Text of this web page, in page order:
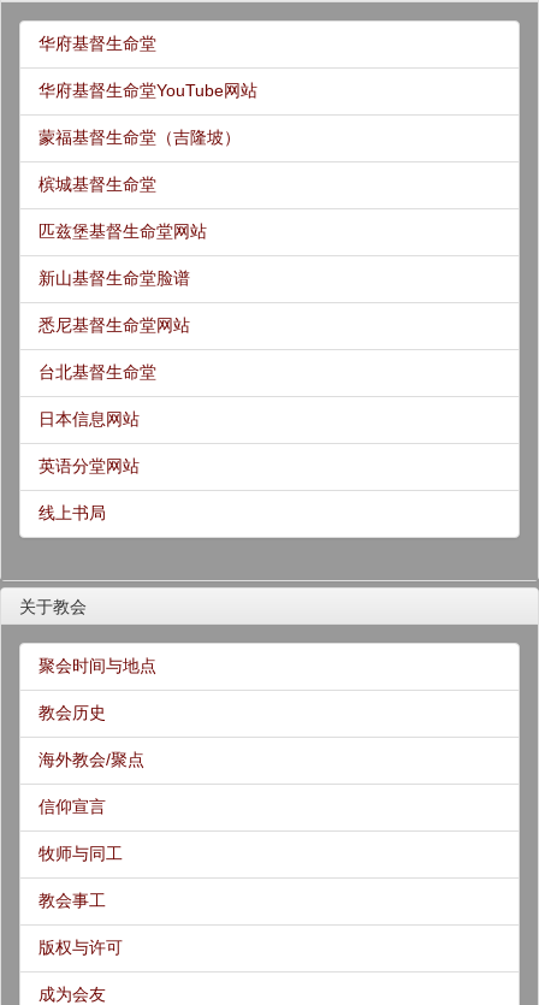
华府基督生命堂
华府基督生命堂YouTube网站
蒙福基督生命堂（吉隆坡）
槟城基督生命堂
匹兹堡基督生命堂网站
新山基督生命堂脸谱
悉尼基督生命堂网站
台北基督生命堂
日本信息网站
英语分堂网站
线上书局
关于教会
聚会时间与地点
教会历史
海外教会/聚点
信仰宣言
牧师与同工
教会事工
版权与许可
成为会友